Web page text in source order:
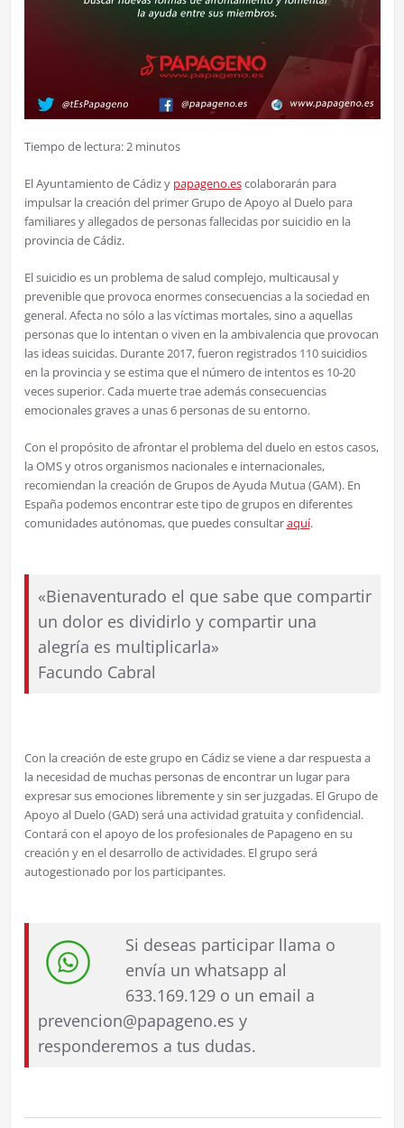
Tiempo de lectura:2 minutos
El Ayuntamiento de Cádiz y papageno.escolaborarán para
impulsar la creación del primer Grupo de Apoyo al Duelo para
familiares y allegados de personas fallecidas por suicidio en la
provincia de Cádiz.
El suicidio es un problema de salud complejo, multicausal y
prevenible que provoca enormes consecuencias a la sociedad en
general. Afecta no sólo a las víctimas mortales, sino a aquellas
personas que lo intentan o viven en la ambivalencia que provocan
las ideas suicidas. Durante 2017, fueron registrados 110 suicidios
en la provincia y se estima que el número de intentos es 10-20
veces superior. Cada muerte trae además consecuencias
emocionales graves a unas 6 personas de su entorno.
Con el propósito de afrontar el problema del duelo en estos casos,
la OMS y otros organismos nacionales e internacionales,
recomiendan la creación de Grupos de Ayuda Mutua (GAM). En
España podemos encontrar este tipo de grupos en diferentes
comunidades autónomas, que puedes consultaraquí.
«Bienaventurado el que sabe que compartir
un dolor es dividirlo y compartir una
alegría es multiplicarla»
Facundo Cabral
Con la creación de este grupo en Cádiz se viene a dar respuesta a
la necesidad de muchas personas de encontrar un lugar para
expresar sus emociones libremente y sin ser juzgadas. El Grupo de
Apoyo al Duelo (GAD) será una actividad gratuita y confidencial.
Contará con el apoyo de los profesionales de Papageno en su
creación y en el desarrollo de actividades. El grupo será
autogestionado por los participantes.
Si deseas participar llama o
envía un whatsapp al
633.169.129 o un email a
prevencion@papageno.es y
responderemos a tus dudas.